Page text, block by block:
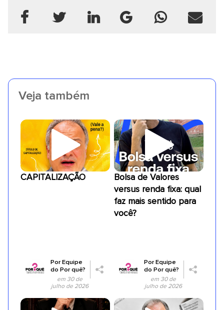
Veja também
CAPITALIZAÇÃO
PorEquipe
do Por quê?
em 30 de
julho de 2026
Bolsa de Valores
versus renda fixa: qual
faz mais sentido para
você?
PorEquipe
do Por quê?
em 30 de
julho de 2026